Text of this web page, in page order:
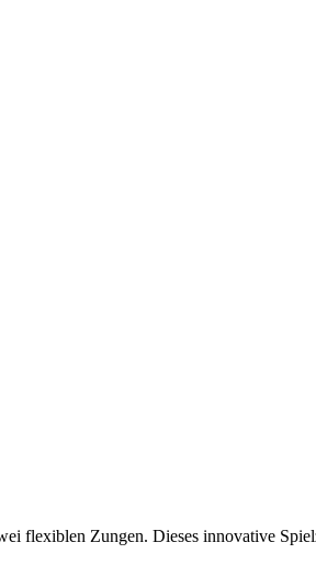
flexiblen Zungen. Dieses innovative